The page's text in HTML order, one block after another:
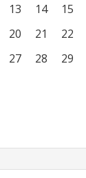
13 14 15
20 21 22
27 28 29